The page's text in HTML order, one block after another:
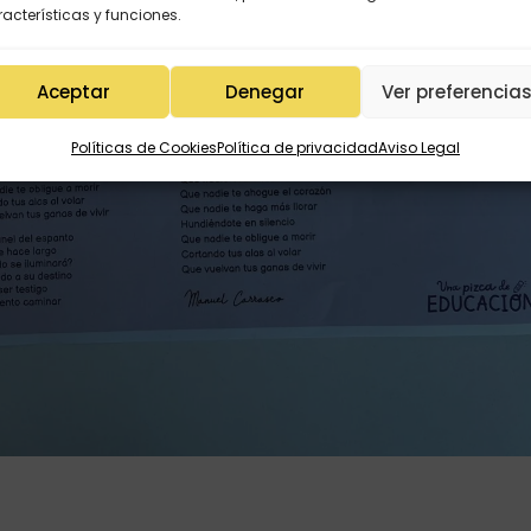
y funciones.
Aceptar Denegar Ver
Políticas de CookiesPolítica de privacidadAviso Legal